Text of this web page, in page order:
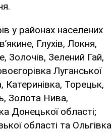
у районах населених
Глухів, Локня,
Золочів, Зелений Гай,
Луганської
Катеринівка, Торецьк,
Золота Нива,
Донецької області;
області та Ольгівка